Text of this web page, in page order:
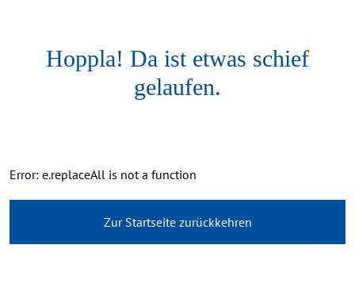
Hoppla! Da ist etwas schief
gelaufen.
Error: e.replaceAll is not a function
Zur Startseite zurückkehren